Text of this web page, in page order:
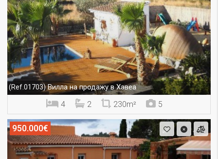
(Ref.01703)Вилла на продажу в Хавеа
4 2 230m² 5
950.000€